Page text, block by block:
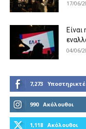
17/06/
04/06/
7,273
990 Ακόλουθοι
1,118 Ακόλουθοι